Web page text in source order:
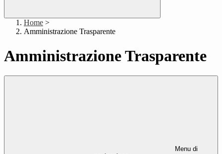
Home >
Amministrazione Trasparente
Amministrazione Trasparente
Menu di